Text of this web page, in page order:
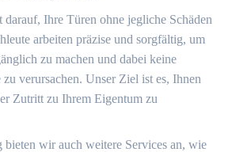
Ihre Türen ohne jegliche Schäden
arbeiten präzise und sorgfältig, um
zu machen und dabei keine
verursachen.​ Unser Ziel ist es, Ihnen
Zutritt zu Ihrem Eigentum zu
wir auch weitere Services an, wie